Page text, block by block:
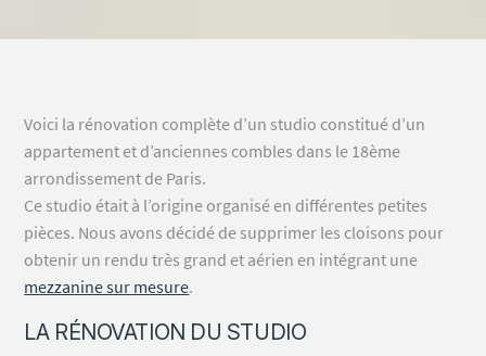
Voici la rénovation complète d’un studio constitué d’un
appartement et d’anciennes combles dans le 18ème
arrondissement de Paris.
Ce studio était à l’origine organisé en différentes petites
pièces. Nous avons décidé de supprimer les cloisons pour
obtenir un rendu très grand et aérien en intégrant une
mezzanine sur mesure.
LA RÉNOVATION DU STUDIO